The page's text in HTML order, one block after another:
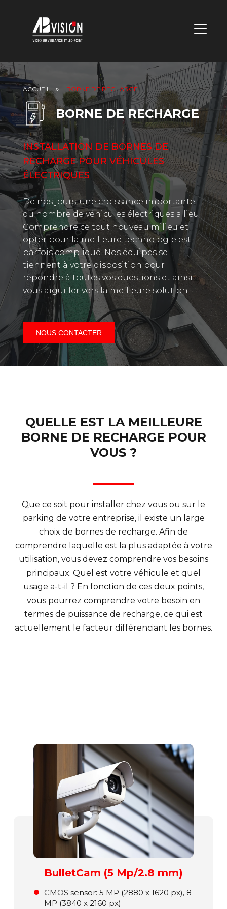
DE
ACCUEIL BORNE DE RECHARGE
BORNE DE RECHARGE
INSTALLATION DE BORNES DE
RECHARGE POUR VÉHICULES
ÉLECTRIQUES
De nos jours, une croissance importante
du nombre de véhicules électriques a lieu.
Comprendre ce tout nouveau milieu et
opter pour la meilleure technologie est
parfois compliqué. Nos équipes se
tiennent à votre disposition pour
répondre à toutes vos questions et ainsi
vous aiguiller vers la meilleure solution.
NOUS CONTACTER
QUELLE EST LA MEILLEURE
BORNE DE RECHARGE POUR
VOUS ?
Que ce soit pour installer chez vous ou sur le
parking de votre entreprise, il existe un large
choix de bornes de recharge. Afin de
comprendre laquelle est la plus adaptée à votre
utilisation, vous devez comprendre vos besoins
principaux. Quel est votre véhicule et quel
usage a-t-il ? En fonction de ces deux points,
vous pourrez comprendre votre besoin en
termes de puissance de recharge, ce qui est
actuellement le facteur différenciant les bornes.
BulletCam (5 Mp/2.8 mm)
СMOS sensor: 5 MP (2880 x 1620 px), 8
MP (3840 x 2160 px)